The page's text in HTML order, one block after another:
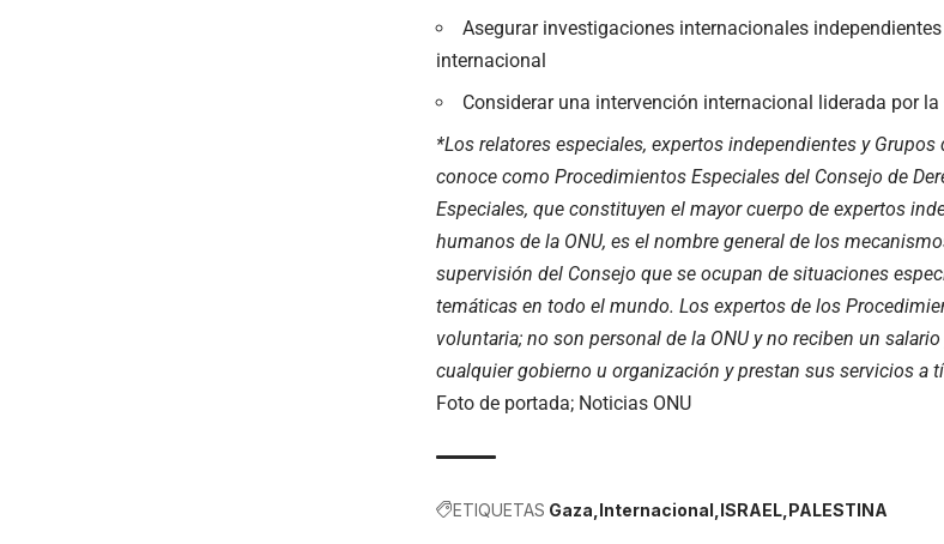
Asegurar investigaciones internacionales
internacional
Considerar una intervención internacional liderada por
*Los relatores especiales, expertos independientes y
conoce como Procedimientos Especiales del Consejo de
Especiales, que constituyen el mayor cuerpo de expertos
humanos de la ONU, es el nombre general de los
supervisión del Consejo que se ocupan de situaciones
temáticas en todo el mundo. Los expertos de los
voluntaria; no son personal de la ONU y no reciben un
cualquier gobierno u organización y prestan sus servicios a
Foto de portada; Noticias ONU
ETIQUETAS Gaza Internacional ISRAEL PALESTINA